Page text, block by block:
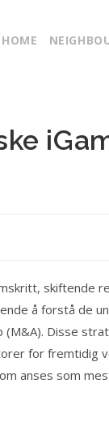
HOME
skiftende
å forstå de
Disse
for fremtidig
anses som